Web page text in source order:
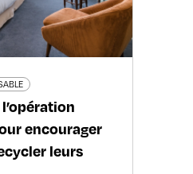
encourager
leurs